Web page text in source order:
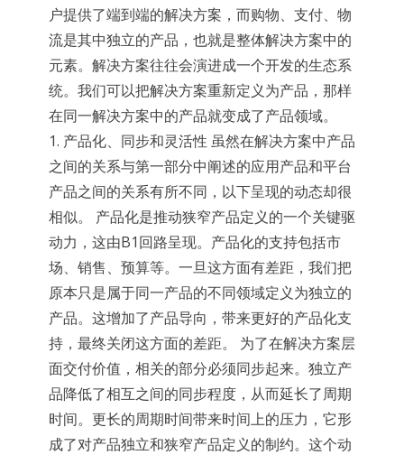
户提供了端到端的解决方案，而购物、支付、物
流是其中独立的产品，也就是整体解决方案中的
元素。解决方案往往会演进成一个开发的生态系
统。我们可以把解决方案重新定义为产品，那样
在同一解决方案中的产品就变成了产品领域。
1. 产品化、同步和灵活性 虽然在解决方案中产品
之间的关系与第一部分中阐述的应用产品和平台
产品之间的关系有所不同，以下呈现的动态却很
相似。 产品化是推动狭窄产品定义的一个关键驱
动力，这由B1回路呈现。产品化的支持包括市
场、销售、预算等。一旦这方面有差距，我们把
原本只是属于同一产品的不同领域定义为独立的
产品。这增加了产品导向，带来更好的产品化支
持，最终关闭这方面的差距。 为了在解决方案层
面交付价值，相关的部分必须同步起来。独立产
品降低了相互之间的同步程度，从而延长了周期
时间。更长的周期时间带来时间上的压力，它形
成了对产品独立和狭窄产品定义的制约。这个动